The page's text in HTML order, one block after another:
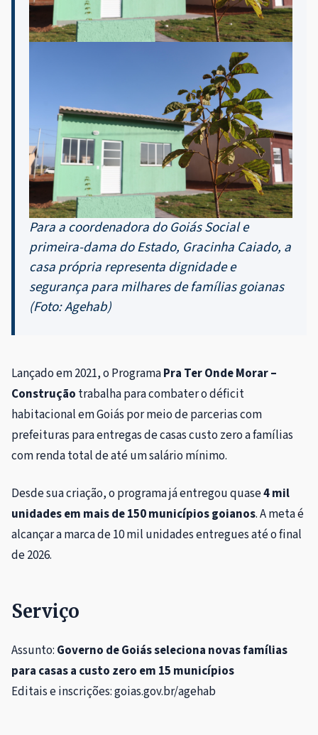
Para a coordenadora do Goiás Social e
primeira-dama do Estado, Gracinha Caiado, a
casa própria representa dignidade e
segurança para milhares de famílias goianas
(Foto: Agehab)
Lançado em 2021, o ProgramaPra Ter Onde Morar –
Construção trabalha para combater o déficit
habitacional em Goiás por meio de parcerias com
prefeituras para entregas de casas custo zero a famílias
com renda total de até um salário mínimo.
Desde sua criação, o programa já entregou quase4 mil
unidades em mais de 150 municípios goianos. A meta é
alcançar a marca de 10 mil unidades entregues até o final
de 2026.
Serviço
Assunto: Governo de Goiás seleciona novas famílias
para casas a custo zero em 15 municípios
Editais e inscrições: goias.gov.br/agehab